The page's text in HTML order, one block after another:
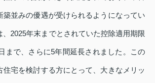
築並みの優遇が受けられるようになってい
、2025年末までとされていた控除適用期限
まで、さらに5年間延長されました。この
住宅を検討する方にとって、大きなメリッ